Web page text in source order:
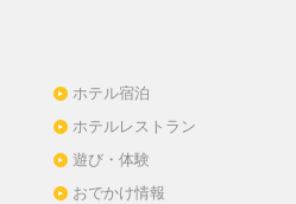
ホテル宿泊
ホテルレストラン
遊び・体験
おでかけ情報